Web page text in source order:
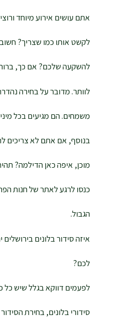
אתם עושים אירוע מיוחד
לקשט אותו כמו שצריך?
להשקעה שלכם? אם כך, ברור
לוותר. מדובר על בחירה
משמחים. הם מגיעים בכל
בנוסף, אם אתם לא צריכים
מוכן, איפה כאן הדילמה?
כנסו לרגע לאתר של חנות
הגבול.
איזה סידור בלונים בירושלים
לכם?
לפעמים דווקא בגלל שיש כל
סידורי בלונים, בחירת